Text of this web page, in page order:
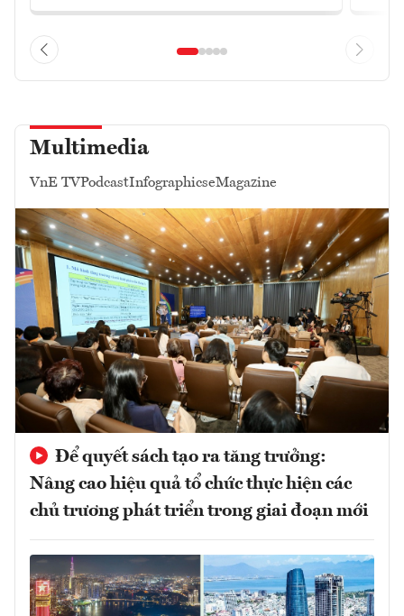
Multimedia
VnE TVPodcastInfographicseMagazine
Để quyết sách tạo ra tăng trưởng:
Nâng cao hiệu quả tổ chức thực hiện các
chủ trương phát triển trong giai đoạn mới